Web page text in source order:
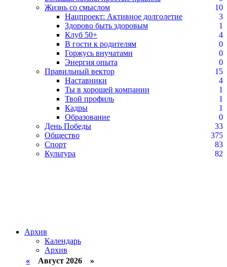
Жизнь со смыслом
10
Нацпроект: Активное долголетие
3
Здорово быть здоровым
1
Клуб 50+
4
В гости к родителям
0
Горжусь внучатами
0
Энергия опыта
0
Правильный вектор
15
Наставники
4
Ты в хорошей компании
1
Твой профиль
1
Кадры
1
Образование
0
День Победы
33
Общество
375
Спорт
83
Культура
82
Архив
Календарь
Архив
« Август 2026 »